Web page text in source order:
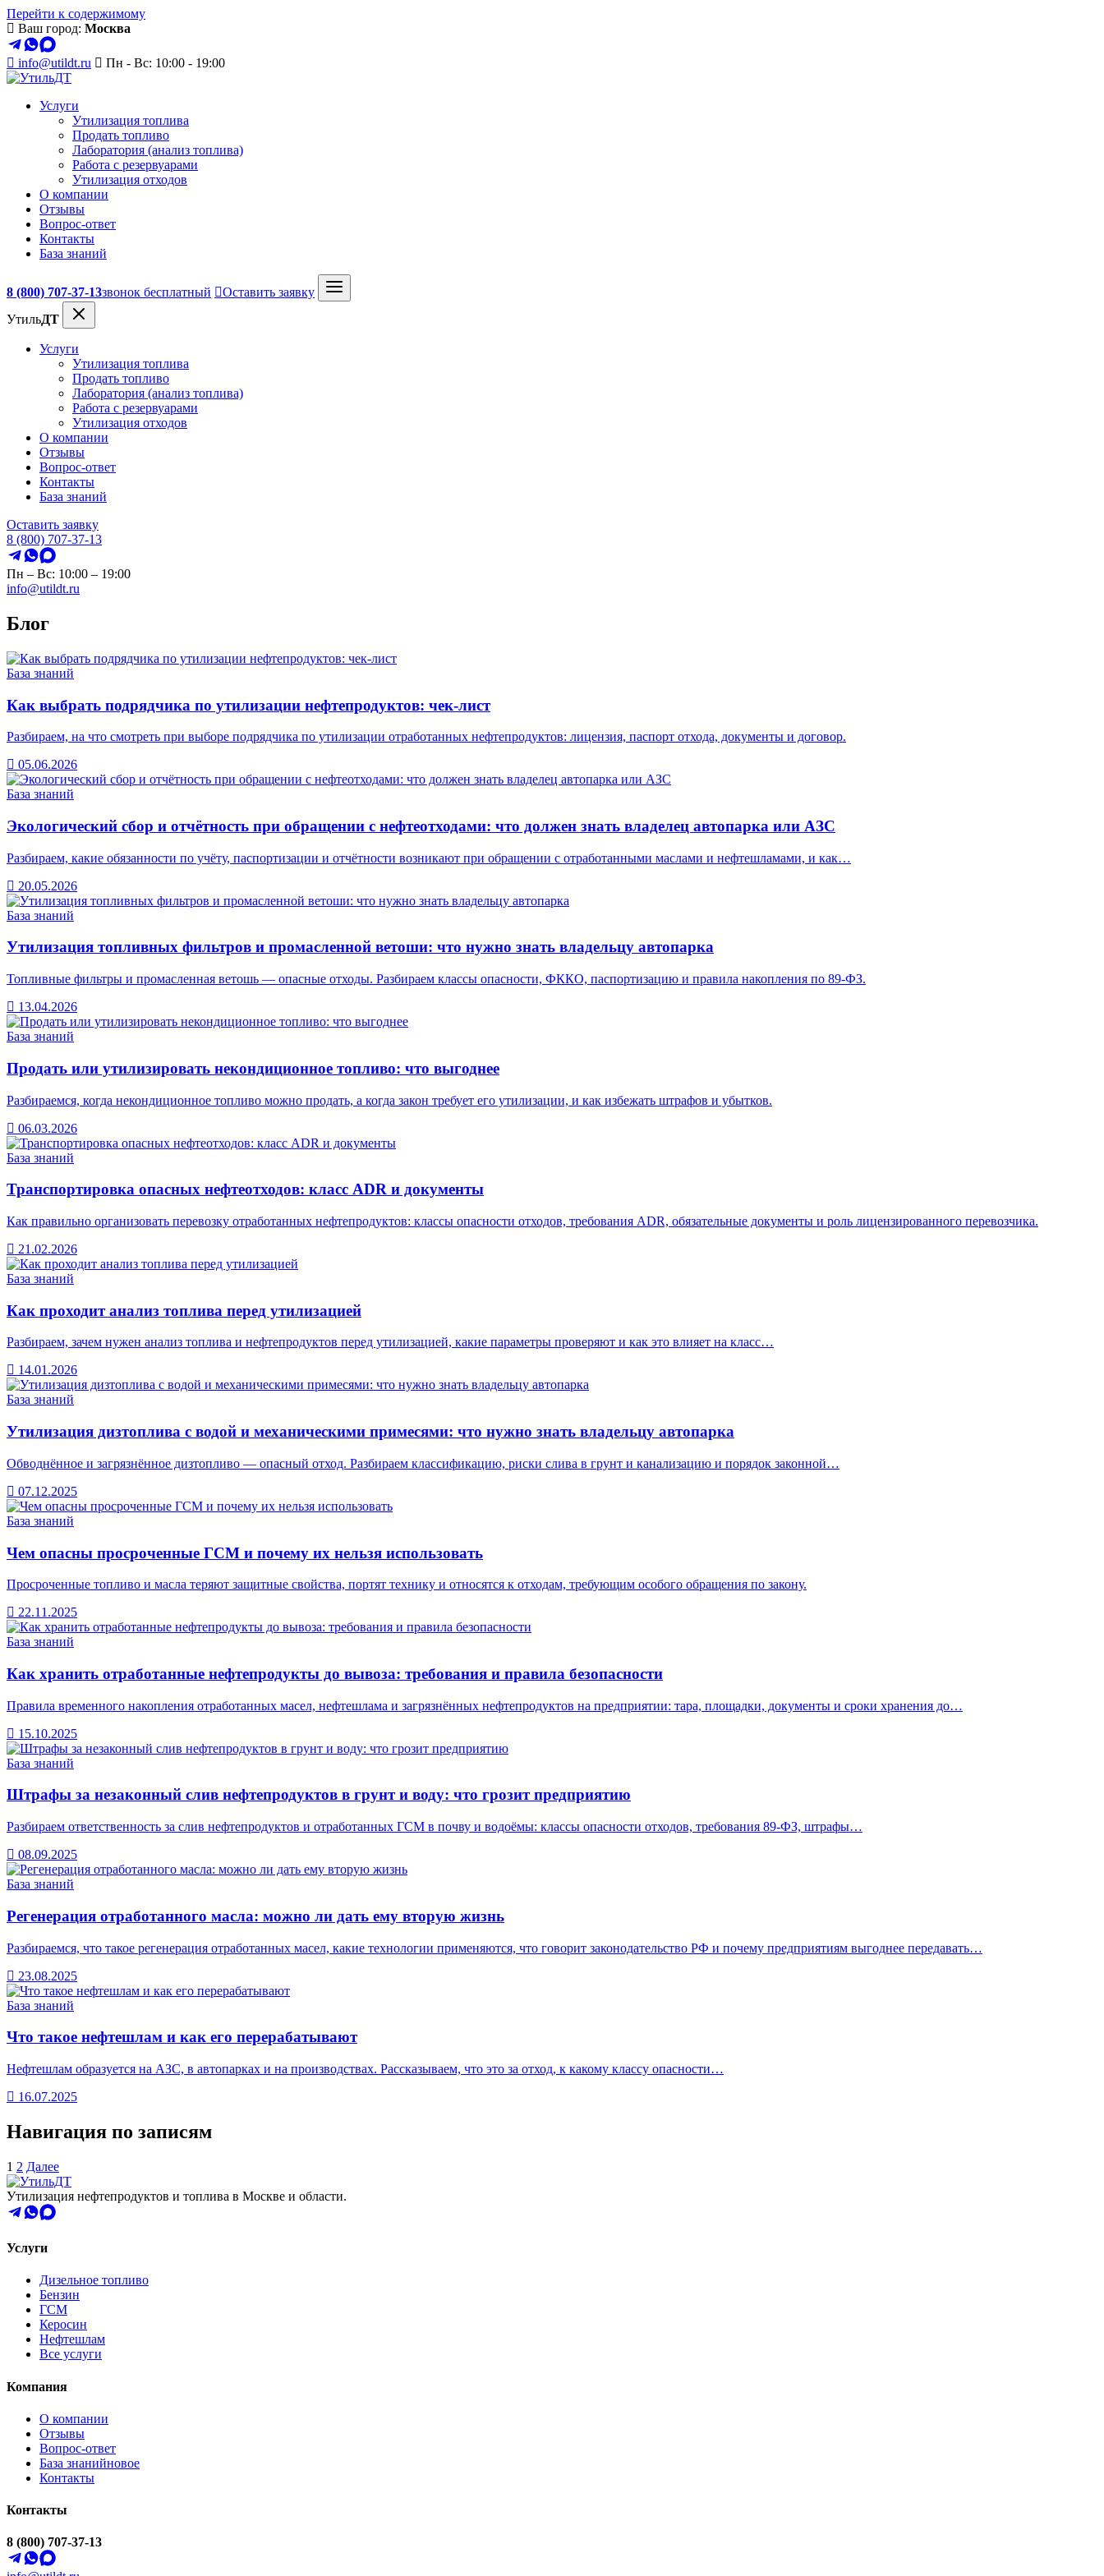
Перейти к содержимому
Ваш город: Москва
info@utildt.ru Пн - Вс: 10:00 - 19:00
Услуги
Утилизация топлива
Продать топливо
Лаборатория (анализ топлива)
Работа с резервуарами
Утилизация отходов
О компании
Отзывы
Вопрос-ответ
Контакты
База знаний
8 (800) 707-37-13звонок бесплатный
Оставить заявку
УтильДТ
Услуги
Утилизация топлива
Продать топливо
Лаборатория (анализ топлива)
Работа с резервуарами
Утилизация отходов
О компании
Отзывы
Вопрос-ответ
Контакты
База знаний
Оставить заявку
8 (800) 707-37-13
Пн – Вс: 10:00 – 19:00
info@utildt.ru
Блог
База знаний
Как выбрать подрядчика по утилизации нефтепродуктов: чек-лист
Разбираем, на что смотреть при выборе подрядчика по утилизации отработанных нефтепродуктов: лицензия, паспорт отхода, документы и договор.
05.06.2026
База знаний
Экологический сбор и отчётность при обращении с нефтеотходами: что должен знать владелец автопарка или АЗС
Разбираем, какие обязанности по учёту, паспортизации и отчётности возникают при обращении с отработанными маслами и нефтешламами, и как…
20.05.2026
База знаний
Утилизация топливных фильтров и промасленной ветоши: что нужно знать владельцу автопарка
Топливные фильтры и промасленная ветошь — опасные отходы. Разбираем классы опасности, ФККО, паспортизацию и правила накопления по 89-ФЗ.
13.04.2026
База знаний
Продать или утилизировать некондиционное топливо: что выгоднее
Разбираемся, когда некондиционное топливо можно продать, а когда закон требует его утилизации, и как избежать штрафов и убытков.
06.03.2026
База знаний
Транспортировка опасных нефтеотходов: класс ADR и документы
Как правильно организовать перевозку отработанных нефтепродуктов: классы опасности отходов, требования ADR, обязательные документы и роль лицензированного перевозчика.
21.02.2026
База знаний
Как проходит анализ топлива перед утилизацией
Разбираем, зачем нужен анализ топлива и нефтепродуктов перед утилизацией, какие параметры проверяют и как это влияет на класс…
14.01.2026
База знаний
Утилизация дизтоплива с водой и механическими примесями: что нужно знать владельцу автопарка
Обводнённое и загрязнённое дизтопливо — опасный отход. Разбираем классификацию, риски слива в грунт и канализацию и порядок законной…
07.12.2025
База знаний
Чем опасны просроченные ГСМ и почему их нельзя использовать
Просроченные топливо и масла теряют защитные свойства, портят технику и относятся к отходам, требующим особого обращения по закону.
22.11.2025
База знаний
Как хранить отработанные нефтепродукты до вывоза: требования и правила безопасности
Правила временного накопления отработанных масел, нефтешлама и загрязнённых нефтепродуктов на предприятии: тара, площадки, документы и сроки хранения до…
15.10.2025
База знаний
Штрафы за незаконный слив нефтепродуктов в грунт и воду: что грозит предприятию
Разбираем ответственность за слив нефтепродуктов и отработанных ГСМ в почву и водоёмы: классы опасности отходов, требования 89-ФЗ, штрафы…
08.09.2025
База знаний
Регенерация отработанного масла: можно ли дать ему вторую жизнь
Разбираемся, что такое регенерация отработанных масел, какие технологии применяются, что говорит законодательство РФ и почему предприятиям выгоднее передавать…
23.08.2025
База знаний
Что такое нефтешлам и как его перерабатывают
Нефтешлам образуется на АЗС, в автопарках и на производствах. Рассказываем, что это за отход, к какому классу опасности…
16.07.2025
Навигация по записям
1 2 Далее
Утилизация нефтепродуктов и топлива в Москве и области.
Услуги
Дизельное топливо
Бензин
ГСМ
Керосин
Нефтешлам
Все услуги
Компания
О компании
Отзывы
Вопрос-ответ
База знанийновое
Контакты
Контакты
8 (800) 707-37-13